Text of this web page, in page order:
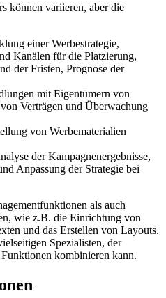
können variieren, aber die
einer Werbestrategie,
Kanälen für die Platzierung,
der Fristen, Prognose der
mit Eigentümern von
Verträgen und Überwachung
von Werbematerialien
der Kampagnenergebnisse,
Anpassung der Strategie bei
als auch
wie z.B. die Einrichtung von
und das Erstellen von Layouts.
Spezialisten, der
kombinieren kann.